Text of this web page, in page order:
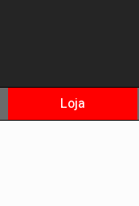
Loja